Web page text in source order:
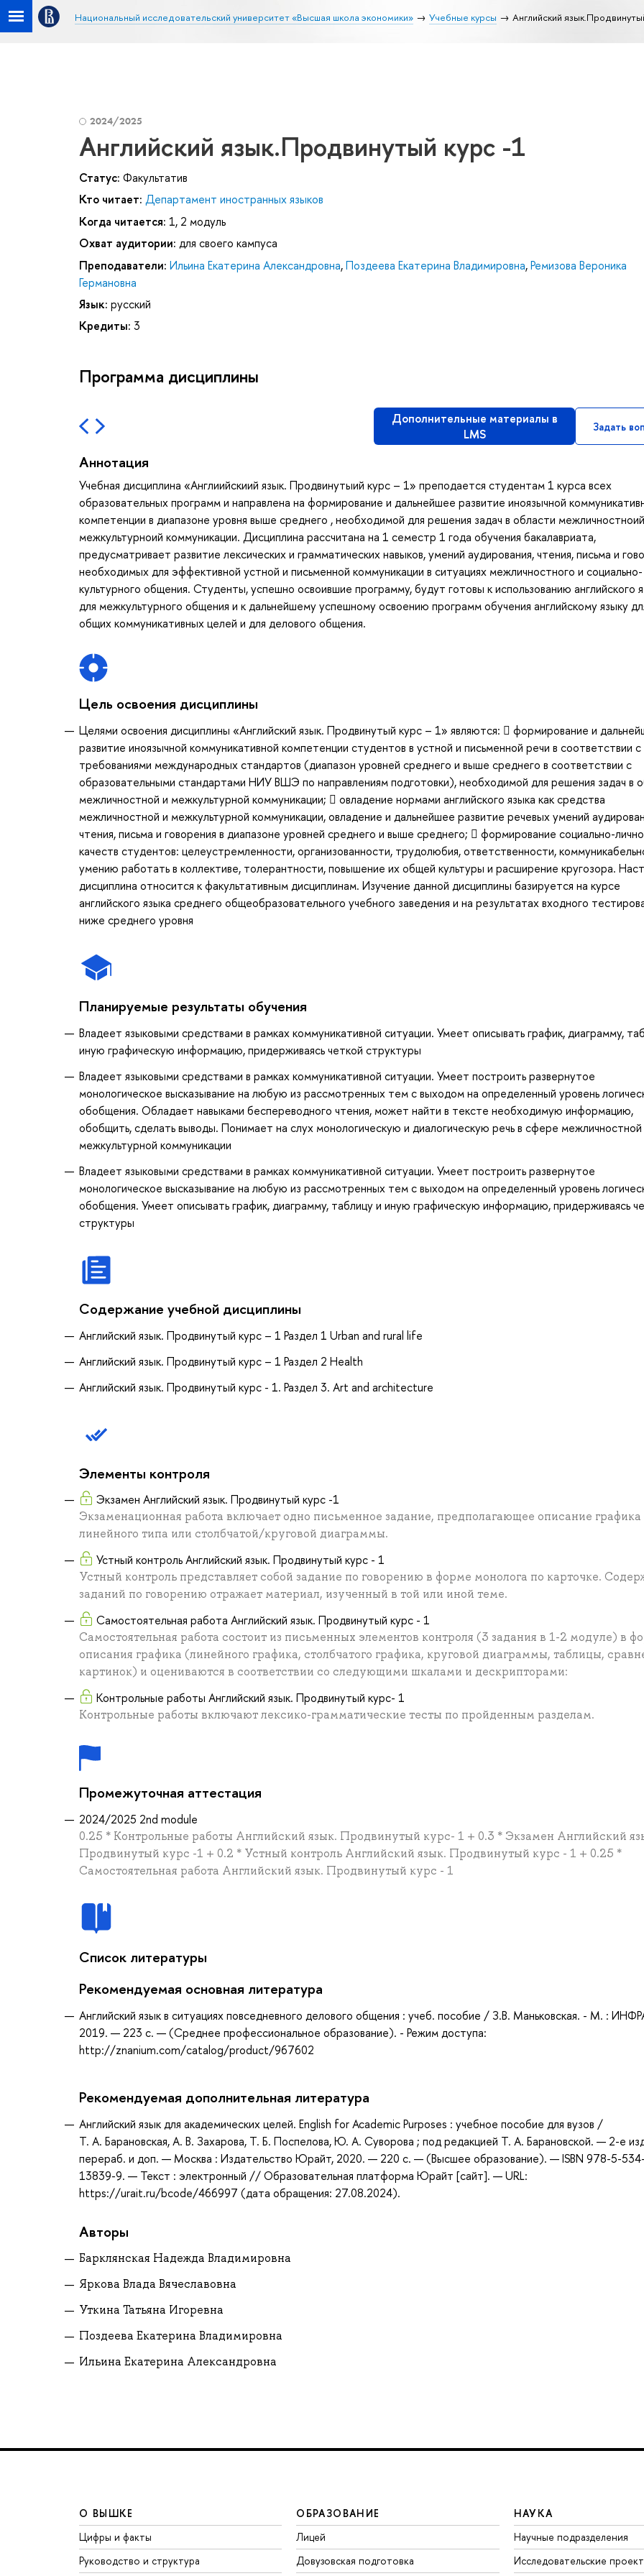
Национальный исследовательский университет «Высшая школа экономики» Учебные курсы Английский
2024/2025
Английский язык.Продвинутый курс -1
Статус: Факультатив
Кто читает: Департамент иностранных языков
Когда читается: 1, 2 модуль
Охват аудитории: для своего кампуса
Преподаватели: Ильина Екатерина Александровна,Поздеева Екатерина Владимировна,Ремизова Вероника
Германовна
Язык: русский
Кредиты: 3
Программа дисциплины
Дополнительные материалы в
LMS
Задать
Аннотация
Учебная дисциплина «Англиийскиий язык. Продвинутыий курс – 1» преподается студентам 1 курса всех
образовательных программ и направлена на формирование и дальнейшее развитие иноязычной
компетенции в диапазоне уровня выше cреднего , необходимой для решения задач в области
межкультурноий коммуникации. Дисциплина рассчитана на 1 семестр 1 года обучения бакалавриата,
предусматривает развитие лексических и грамматических навыков, умений аудирования, чтения, письма и
необходимых для эффективной устной и письменной коммуникации в ситуациях межличностного и социально-
культурного общения. Студенты, успешно освоившие программу, будут готовы к использованию английского
для межкультурного общения и к дальнейшему успешному освоению программ обучения английскому языку
общих коммуникативных целей и для делового общения.
Цель освоения дисциплины
Целями освоения дисциплины «Английский язык. Продвинутый курс – 1» являются:  формирование и
развитие иноязычной коммуникативной компетенции студентов в устной и письменной речи в соответствии с
требованиями международных стандартов (диапазон уровней среднего и выше среднего в соответствии с
образовательными стандартами НИУ ВШЭ по направлениям подготовки), необходимой для решения задач в
межличностной и межкультурной коммуникации;  овладение нормами английского языка как средства
межличностной и межкультурной коммуникации, овладение и дальнейшее развитие речевых умений
чтения, письма и говорения в диапазоне уровней среднего и выше среднего;  формирование социально-
качеств студентов: целеустремленности, организованности, трудолюбия, ответственности,
умению работать в коллективе, толерантности, повышение их общей культуры и расширение кругозора.
дисциплина относится к факультативным дисциплинам. Изучение данной дисциплины базируется на курсе
английского языка среднего общеобразовательного учебного заведения и на результатах входного
ниже среднего уровня
Планируемые результаты обучения
Владеет языковыми средствами в рамках коммуникативной ситуации. Умеет описывать график, диаграмму,
иную графическую информацию, придерживаясь четкой структуры
Владеет языковыми средствами в рамках коммуникативной ситуации. Умеет построить развернутое
монологическое высказывание на любую из рассмотренных тем с выходом на определенный уровень
обобщения. Обладает навыками беспереводного чтения, может найти в тексте необходимую информацию,
обобщить, сделать выводы. Понимает на слух монологическую и диалогическую речь в сфере межличностной
межкультурной коммуникации
Владеет языковыми средствами в рамках коммуникативной ситуации. Умеет построить развернутое
монологическое высказывание на любую из рассмотренных тем с выходом на определенный уровень
обобщения. Умеет описывать график, диаграмму, таблицу и иную графическую информацию, придерживаясь
структуры
Содержание учебной дисциплины
Английский язык. Продвинутый курс – 1 Раздел 1 Urban and rural life
Английский язык. Продвинутый курс – 1 Раздел 2 Health
Английский язык. Продвинутый курс - 1. Раздел 3. Art and architecture
Элементы контроля
Экзамен Английский язык. Продвинутый курс -1
Экзаменационная работа включает одно письменное задание, предполагающее описание графика
линейного типа или столбчатой/круговой диаграммы.
Устный контроль Английский язык. Продвинутый курс - 1
Устный контроль представляет собой задание по говорению в форме монолога по карточке.
заданий по говорению отражает материал, изученный в той или иной теме.
Самостоятельная работа Английский язык. Продвинутый курс - 1
Самостоятельная работа состоит из письменных элементов контроля (3 задания в 1-2 модуле) в
описания графика (линейного графика, столбчатого графика, круговой диаграммы, таблицы,
картинок) и оцениваются в соответствии со следующими шкалами и дескрипторами:
Контрольные работы Английский язык. Продвинутый курс- 1
Контрольные работы включают лексико-грамматические тесты по пройденным разделам.
Промежуточная аттестация
2024/2025 2nd module
0.25 * Контрольные работы Английский язык. Продвинутый курс- 1 + 0.3 * Экзамен Английский
Продвинутый курс -1 + 0.2 * Устный контроль Английский язык. Продвинутый курс - 1 + 0.25 *
Самостоятельная работа Английский язык. Продвинутый курс - 1
Список литературы
Рекомендуемая основная литература
Английский язык в ситуациях повседневного делового общения : учеб. пособие / З.В. Маньковская. - М. :
2019. — 223 с. — (Среднее профессиональное образование). - Режим доступа:
http://znanium.com/catalog/product/967602
Рекомендуемая дополнительная литература
Английский язык для академических целей. English for Academic Purposes : учебное пособие для вузов /
Т. А. Барановская, А. В. Захарова, Т. Б. Поспелова, Ю. А. Суворова ; под редакцией Т. А. Барановской. — 2-е
перераб. и доп. — Москва : Издательство Юрайт, 2020. — 220 с. — (Высшее образование). — ISBN 978-5-534-
13839-9. — Текст : электронный // Образовательная платформа Юрайт [сайт]. — URL:
https://urait.ru/bcode/466997 (дата обращения: 27.08.2024).
Авторы
Барклянская Надежда Владимировна
Яркова Влада Вячеславовна
Уткина Татьяна Игоревна
Поздеева Екатерина Владимировна
Ильина Екатерина Александровна
О ВЫШКЕ
Цифры и факты
Руководство и структура
ОБРАЗОВАНИЕ
Лицей
Довузовская подготовка
НАУКА
Научные подразделения
Исследовательские